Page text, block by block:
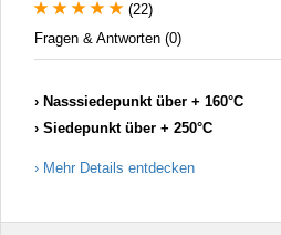
(22)
Fragen & Antworten (0)
Nasssiedepunkt über + 160°C
Siedepunkt über + 250°C
Mehr Details entdecken